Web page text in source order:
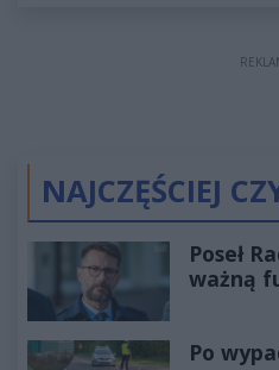
NAJCZĘŚCIEJ
Poseł
ważną
Po